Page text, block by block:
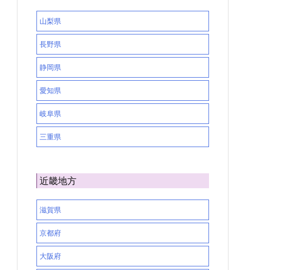
山梨県
長野県
静岡県
愛知県
岐阜県
三重県
近畿地方
滋賀県
京都府
大阪府